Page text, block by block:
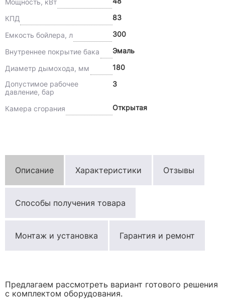
Мощность, кВт
КПД 83
Емкость бойлера, л 300
Внутреннее покрытие бака Эмаль
Диаметр дымохода, мм
180
Допустимое рабочее
давление, бар
3
Камера сгорания Открытая
Описание Характеристики Отзывы
Способы получения товара
Монтаж и установка Гарантия и ремонт
Предлагаем рассмотреть вариант готового решения
с комплектом оборудования.